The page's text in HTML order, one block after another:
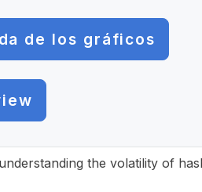
de los gráficos
the volatility of